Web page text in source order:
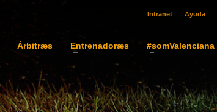
Intranet Ayuda
Àrbitræs Entrenadoræs #somValenciana